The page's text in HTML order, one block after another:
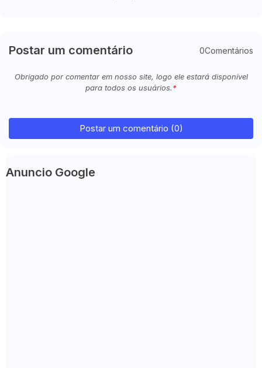
Postar um comentário 0Comentários
Obrigado por comentar em nosso site, logo ele estará disponível
para todos os usuários.
Postar um comentário (0)
Anuncio Google